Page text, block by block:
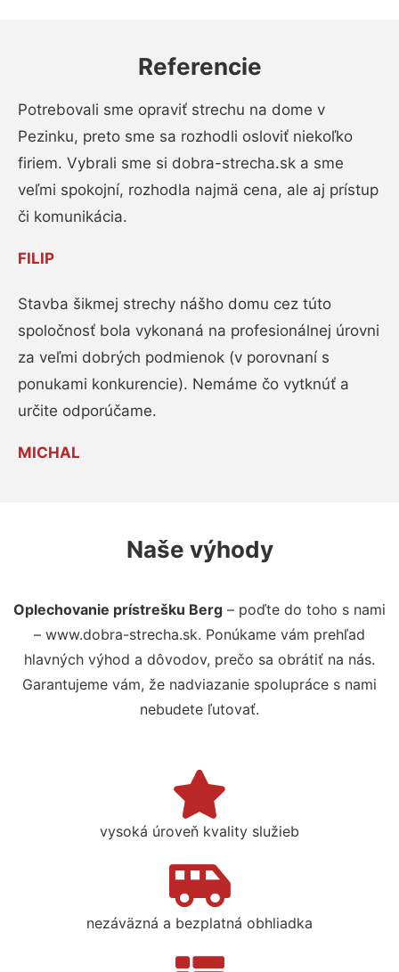
Referencie
Potrebovali sme opraviť strechu na dome v
Pezinku, preto sme sa rozhodli osloviť niekoľko
firiem. Vybrali sme si dobra-strecha.sk a sme
veľmi spokojní, rozhodla najmä cena, ale aj prístup
či komunikácia.
FILIP
Stavba šikmej strechy nášho domu cez túto
spoločnosť bola vykonaná na profesionálnej úrovni
za veľmi dobrých podmienok (v porovnaní s
ponukami konkurencie). Nemáme čo vytknúť a
určite odporúčame.
MICHAL
Naše výhody
Oplechovanie prístrešku Berg – poďte do toho s nami
– www.dobra-strecha.sk. Ponúkame vám prehľad
hlavných výhod a dôvodov, prečo sa obrátiť na nás.
Garantujeme vám, že nadviazanie spolupráce s nami
nebudete ľutovať.
vysoká úroveň kvality služieb
nezáväzná a bezplatná obhliadka